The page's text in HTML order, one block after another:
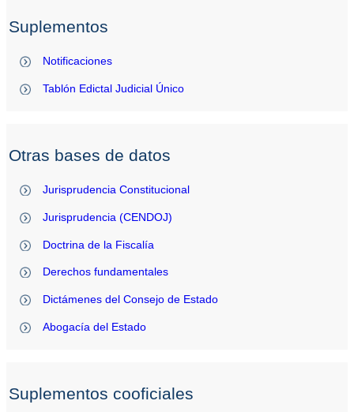
Suplementos
Notificaciones
Tablón Edictal Judicial Único
Otras bases de datos
Jurisprudencia Constitucional
Jurisprudencia (CENDOJ)
Doctrina de la Fiscalía
Derechos fundamentales
Dictámenes del Consejo de Estado
Abogacía del Estado
Suplementos cooficiales